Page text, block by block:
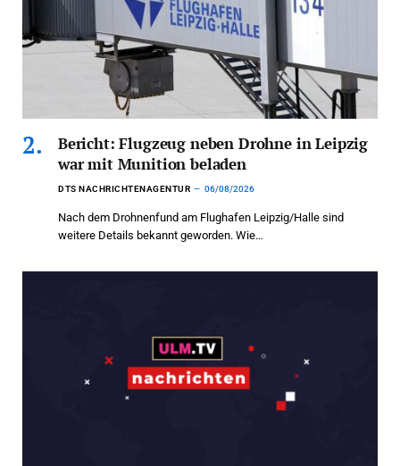
Bericht: Flugzeug neben Drohne in Leipzig
war mit Munition beladen
DTS NACHRICHTENAGENTUR 06/08/2026
Nach dem Drohnenfund am Flughafen Leipzig/Halle sind
weitere Details bekannt geworden. Wie…